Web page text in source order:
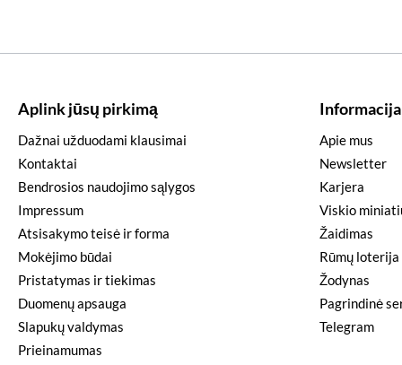
Aplink jūsų pirkimą
Dažnai užduodami klausimai
Kontaktai
Bendrosios naudojimo sąlygos
Impressum
Atsisakymo teisė ir forma
Mokėjimo būdai
Pristatymas ir tiekimas
Duomenų apsauga
Slapukų valdymas
Prieinamumas
Informacija
Apie mus
Newsletter
Karjera
Viskio
Žaidimas
Rūmų loterija
Žodynas
Pagrindinė
Telegram